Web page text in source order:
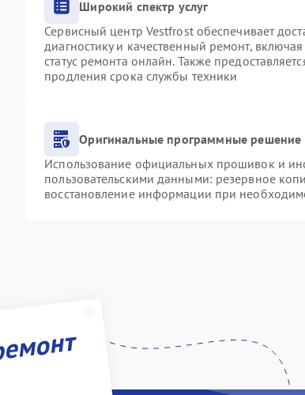
Широкий спектр услуг
Сервисный центр Vestfrost обеспечивает
диагностику и качественный ремонт,
статус ремонта онлайн. Также
продления срока службы техники
Оригинальные программные решение
Использование официальных прошивок и
пользовательскими данными: резервное
восстановление информации при